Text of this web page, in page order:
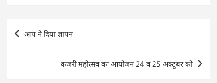
at
s
A
c
e
b
itt
er
k
n
ai ar
Post
navigation
आप ने दिया ज्ञापन
कजरी महोत्सव का आयोजन 24 व 25 अक्टूबर को